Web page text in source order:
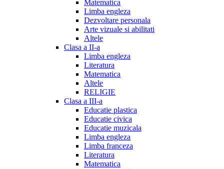
Matematica
Limba engleza
Dezvoltare personala
Arte vizuale si abilitati
Altele
Clasa a II-a
Limba engleza
Literatura
Matematica
Altele
RELIGIE
Clasa a III-a
Educatie plastica
Educatie civica
Educatie muzicala
Limba engleza
Limba franceza
Literatura
Matematica